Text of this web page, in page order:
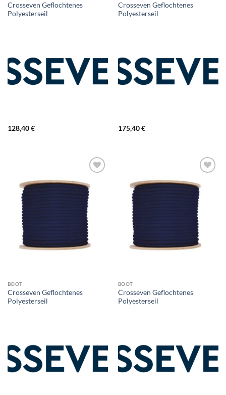
Crosseven Geflochtenes
Polyesterseil
128,40€
Crosseven Geflochtenes
Polyesterseil
175,40€
BOOT
Crosseven Geflochtenes
Polyesterseil
BOOT
Crosseven Geflochtenes
Polyesterseil